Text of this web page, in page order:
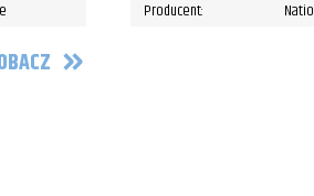
Producent: